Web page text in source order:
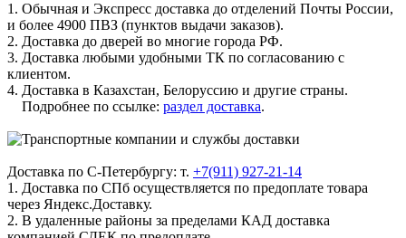
1. Обычная и Экспресс доставка до отделений Почты России,
и более 4900 ПВЗ (пунктов выдачи заказов).
2. Доставка до дверей во многие города РФ.
3. Доставка любыми удобными ТК по согласованию с
клиентом.
4. Доставка в Казахстан, Белоруссию и другие страны.
Подробнее по ссылке: раздел доставка.
Доставка по С-Петербургу: т. +7(911) 927-21-14
1. Доставка по СПб осуществляется по предоплате товара
через Яндекс.Доставку.
2. В удаленные районы за пределами КАД доставка